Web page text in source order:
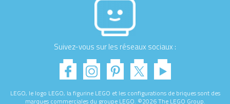
Suivez-vous sur les réseaux sociaux :
LEGO, le logo LEGO, la figurine LEGO et les configurations de briques sont des
marques commerciales du groupe LEGO. ©2026 The LEGO Group.